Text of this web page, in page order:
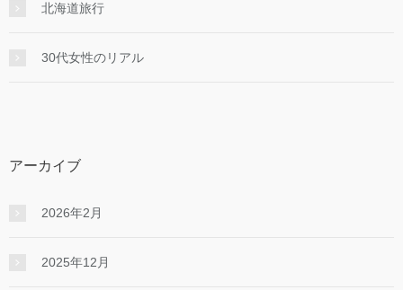
北海道旅行
30代女性のリアル
アーカイブ
2026年2月
2025年12月